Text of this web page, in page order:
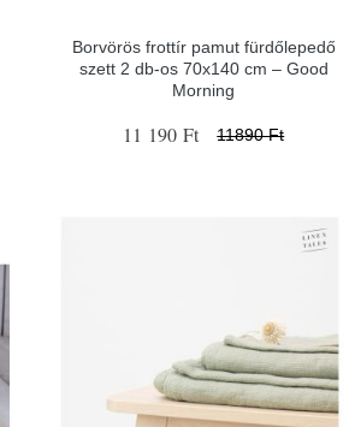
Borvörös frottír pamut fürdőlepedő
szett 2 db-os 70x140 cm – Good
Morning
11 190 Ft 11890 Ft